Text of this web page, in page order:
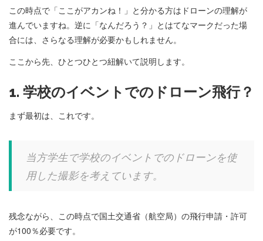
この時点で「ここがアカンね！」と分かる方はドローンの理解が
進んでいますね。逆に「なんだろう？」とはてなマークだった場
合には、さらなる理解が必要かもしれません。
ここから先、ひとつひとつ紐解いて説明します。
1. 学校のイベントでのドローン飛行？
まず最初は、これです。
当方学生で学校のイベントでのドローンを使
用した撮影を考えています。
残念ながら、この時点で国土交通省（航空局）の飛行申請・許可
が100％必要です。